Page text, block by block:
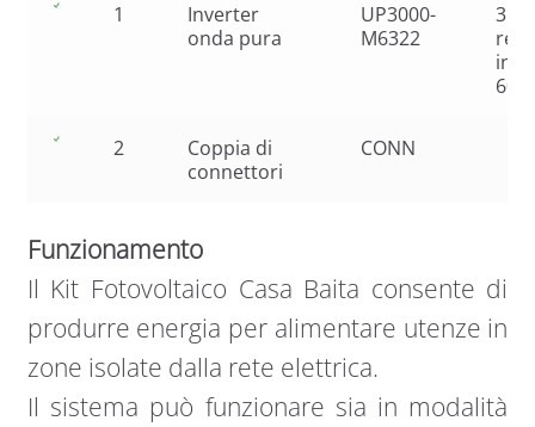
1
Inverter
onda pura
UP3000-
M6322
60A
2
Coppia di
connettori
CONN
Funzionamento
Il Kit Fotovoltaico Casa Baita consente di
produrre energia per alimentare utenze in
zone isolate dalla rete elettrica.
Il sistema può funzionare sia in modalità